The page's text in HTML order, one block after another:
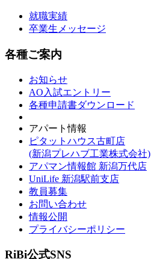
就職実績
卒業生メッセージ
各種ご案内
お知らせ
AO入試エントリー
各種申請書ダウンロード
アパート情報
ピタットハウス古町店
(新潟プレハブ工業株式会社)
アパマン情報館 新潟万代店
UniLife 新潟駅前支店
教員募集
お問い合わせ
情報公開
プライバシーポリシー
RiBi公式SNS